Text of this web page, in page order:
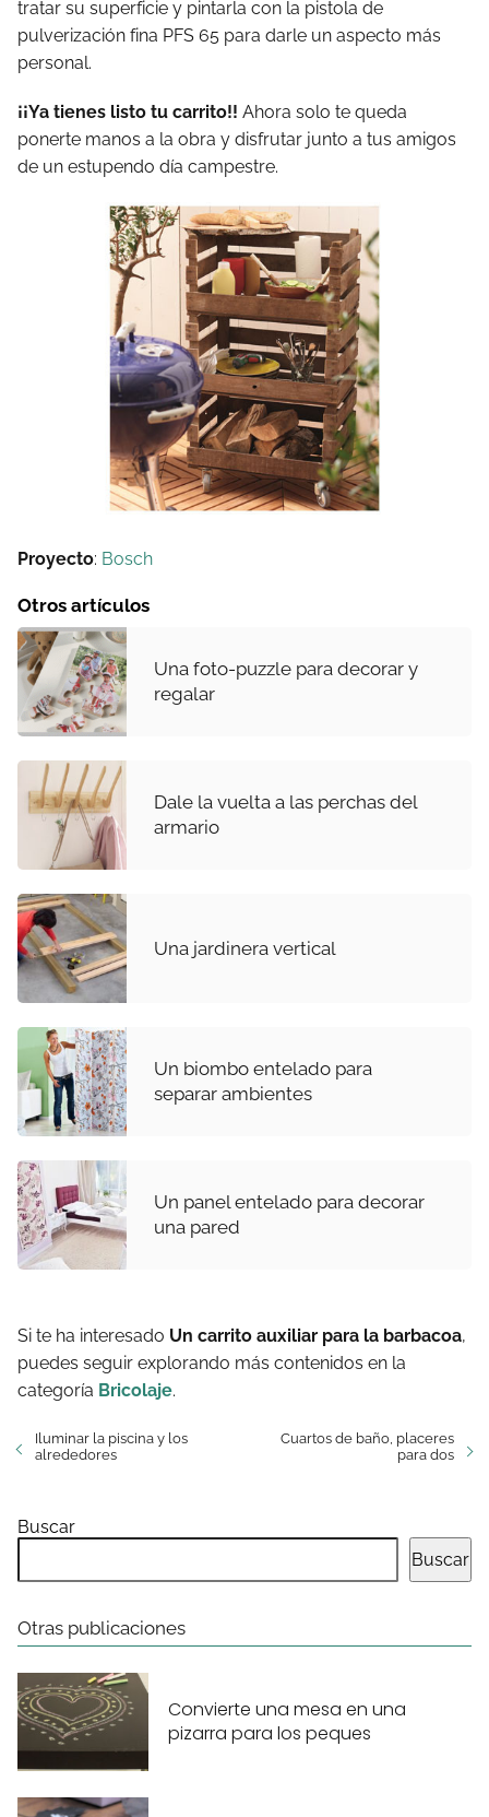
tratar su superficie y pintarla con la pistola de
pulverización fina PFS 65 para darle un aspecto más
personal.
¡¡Ya tienes listo tu carrito!! Ahora solo te queda
ponerte manos a la obra y disfrutar junto a tus amigos
de un estupendo día campestre.
Proyecto: Bosch
Otros artículos
Una foto-puzzle para decorar y
regalar
Dale la vuelta a las perchas del
armario
Una jardinera vertical
Un biombo entelado para
separar ambientes
Un panel entelado para decorar
una pared
Si te ha interesado Un carrito auxiliar para la barbacoa,
puedes seguir explorando más contenidos en la
categoría Bricolaje.
Iluminar la piscina y los
alrededores
Cuartos de baño, placeres
para dos
Buscar
Buscar
Otras publicaciones
Convierte una mesa en una
pizarra para los peques